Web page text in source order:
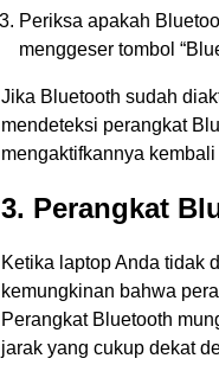
Periksa apakah
menggeser tombol
Jika Bluetooth sudah
mendeteksi perangkat
mengaktifkannya
3. Perangkat
Ketika laptop Anda tidak
kemungkinan bahwa
Perangkat Bluetooth
jarak yang cukup dekat